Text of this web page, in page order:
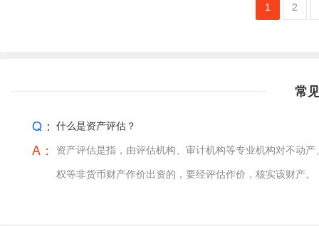
1 2
常
Q： 什么是资产评估？
A：
资产评估是指，由评估机构、审计机构等专业机构对不动
权等非货币财产作价出资的，要经评估作价，核实该财产。